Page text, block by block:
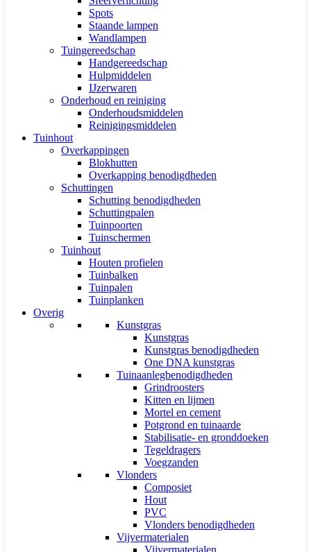
Spots
Staande lampen
Wandlampen
Tuingereedschap
Handgereedschap
Hulpmiddelen
IJzerwaren
Onderhoud en reiniging
Onderhoudsmiddelen
Reinigingsmiddelen
Tuinhout
Overkappingen
Blokhutten
Overkapping benodigdheden
Schuttingen
Schutting benodigdheden
Schuttingpalen
Tuinpoorten
Tuinschermen
Tuinhout
Houten profielen
Tuinbalken
Tuinpalen
Tuinplanken
Overig
Kunstgras
Kunstgras
Kunstgras benodigdheden
One DNA kunstgras
Tuinaanlegbenodigdheden
Grindroosters
Kitten en lijmen
Mortel en cement
Potgrond en tuinaarde
Stabilisatie- en gronddoeken
Tegeldragers
Voegzanden
Vlonders
Composiet
Hout
PVC
Vlonders benodigdheden
Vijvermaterialen
Vijvermaterialen